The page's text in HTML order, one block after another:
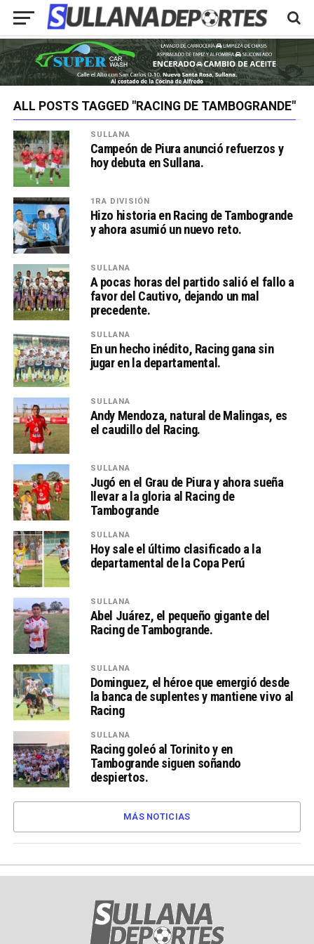
ALL POSTS TAGGED "RACING DE TAMBOGRANDE"
SULLANA
Campeón de Piura anunció refuerzos y
hoy debuta en Sullana.
1RA DIVISIÓN
Hizo historia en Racing de Tambogrande
y ahora asumió un nuevo reto.
SULLANA
A pocas horas del partido salió el fallo a
favor del Cautivo, dejando un mal
precedente.
SULLANA
En un hecho inédito, Racing gana sin
jugar en la departamental.
SULLANA
Andy Mendoza, natural de Malingas, es
el caudillo del Racing.
SULLANA
Jugó en el Grau de Piura y ahora sueña
llevar a la gloria al Racing de
Tambogrande
SULLANA
Hoy sale el último clasificado a la
departamental de la Copa Perú
SULLANA
Abel Juárez, el pequeño gigante del
Racing de Tambogrande.
SULLANA
Dominguez, el héroe que emergió desde
la banca de suplentes y mantiene vivo al
Racing
SULLANA
Racing goleó al Torinito y en
Tambogrande siguen soñando
despiertos.
MÁS NOTICIAS